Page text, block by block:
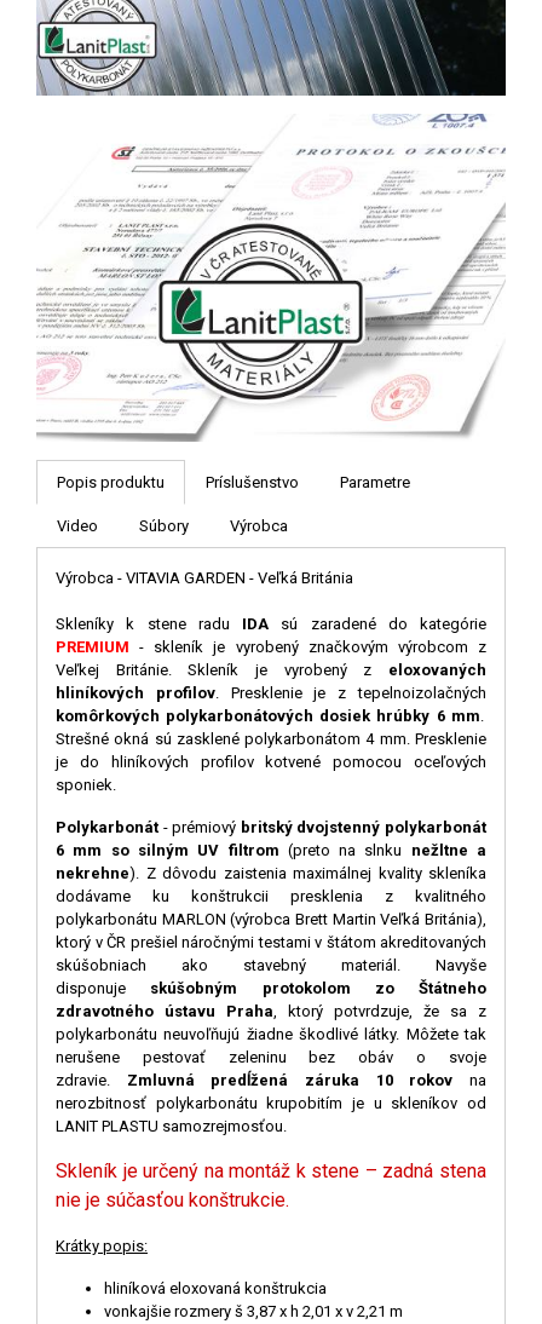
Popis produktu Príslušenstvo Parametre
Video Súbory Výrobca
Výrobca - VITAVIA GARDEN - Veľká Británia
Skleníky k stene radu IDA sú zaradené do kategórie
PREMIUM- skleník je vyrobený značkovým výrobcom z
Veľkej Británie. Skleník je vyrobený z eloxovaných
hliníkových profilov. Presklenie je z tepelnoizolačných
komôrkových polykarbonátových dosiek hrúbky 6 mm.
Strešné okná sú zasklené polykarbonátom 4 mm. Presklenie
je do hliníkových profilov kotvené pomocou oceľových
sponiek.
Polykarbonát - prémiový britský dvojstenný polykarbonát
6 mm so silným UV filtrom (preto na slnku nežltne a
nekrehne). Z dôvodu zaistenia maximálnej kvality skleníka
dodávame ku konštrukcii presklenia z kvalitného
polykarbonátu MARLON (výrobca Brett Martin Veľká Británia),
ktorý v ČR prešiel náročnými testami v štátom akreditovaných
skúšobniach ako stavebný materiál. Navyše
disponuje skúšobným protokolom zo Štátneho
zdravotného ústavu Praha, ktorý potvrdzuje, že sa z
polykarbonátu neuvoľňujú žiadne škodlivé látky. Môžete tak
nerušene pestovať zeleninu bez obáv o svoje
zdravie. Zmluvná predĺžená záruka 10 rokov na
nerozbitnosť polykarbonátu krupobitím je u skleníkov od
LANIT PLASTU samozrejmosťou.
Skleník je určený na montáž k stene – zadná stena
nie je súčasťou konštrukcie.
Krátky popis:
hliníková eloxovaná konštrukcia
vonkajšie rozmery š 3,87 x h 2,01 x v 2,21 m